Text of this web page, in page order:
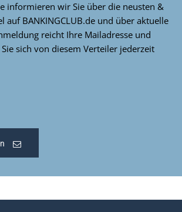
informieren wir Sie über die neusten &
auf BANKINGCLUB.de und über aktuelle
reicht Ihre Mailadresse und
sich von diesem Verteiler jederzeit